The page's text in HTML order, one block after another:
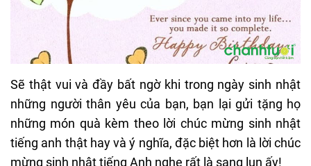
Sẽ thật vui và đầy bất ngờ khi trong ngày sinh nhật
những người thân yêu của bạn, bạn lại gửi tặng họ
những món quà kèm theo lời chúc mừng sinh nhật
tiếng anh thật hay và ý nghĩa, đặc biệt hơn là lời chúc
mừng sinh nhật tiếng Anh nghe rất là sang lun ấy!